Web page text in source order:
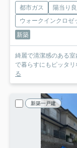
都市ガス 陽当り
ウォークインクロゼ
新築
綺麗で清潔感のある
で暮らすにもピッタ
る
新築一戸建